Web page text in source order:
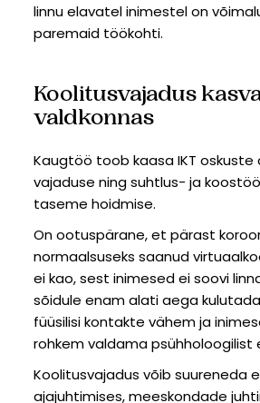
linnu elavatel inimestel on
paremaid töökohti.
Koolitusvajadus
valdkonnas
Kaugtöö toob kaasa IKT oskuste
vajaduse ning suhtlus- ja
taseme hoidmise.
On ootuspärane, et pärast
normaalsuseks saanud
ei kao, sest inimesed ei soovi
sõidule enam alati aega
füüsilisi kontakte vähem ja
rohkem valdama psühholoogilist
Koolitusvajadus võib suureneda
ajajuhtimises, meeskondade